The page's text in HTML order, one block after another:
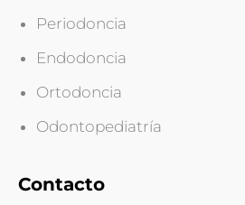
Periodoncia
Endodoncia
Ortodoncia
Odontopediatría
Contacto